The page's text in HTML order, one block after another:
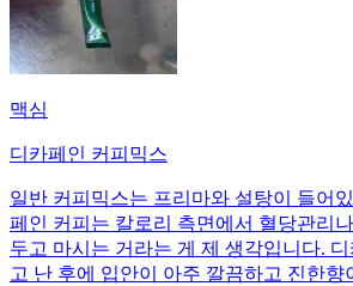
맥심
디카페인 커피믹스
일반 커피믹스는 프리마와 설탕이 들어
페인 커피는 칼로리 측면에서 혈당관리
두고 마시는 거라는 게 제 생각입니다. 디
고 난 후에 입안이 아주 깔끔하고 진한향